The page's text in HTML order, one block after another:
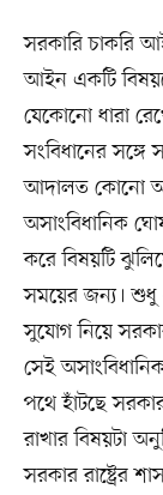
সরকারি চাকরি
আইন একটি
যেকোনো ধারা
সংবিধানের
আদালত কোনো
অসাংবিধানিক
করে বিষয়টি
সময়ের জন্য। শুধু
সুযোগ নিয়ে
সেই
পথে হাঁটছে
রাখার বিষয়টা
সরকার রাষ্ট্রের